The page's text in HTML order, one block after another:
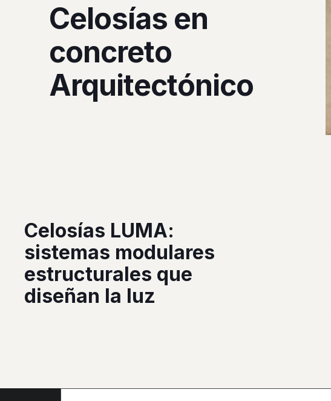
Celosías en
concreto
Arquitectónico
Celosías LUMA:
sistemas modulares
estructurales que
diseñan la luz